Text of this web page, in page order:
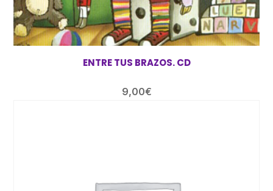
ENTRE TUS BRAZOS. CD
9,00€